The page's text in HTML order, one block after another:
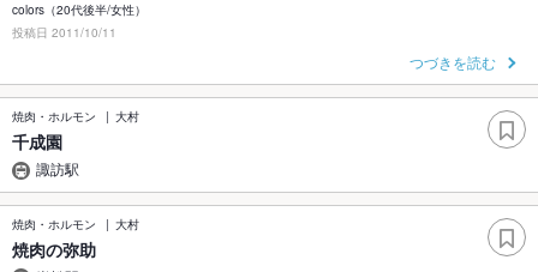
colors（20代後半/女性）
投稿日 2011/10/11
つづきを読む
焼肉・ホルモン 大村
千成園
諏訪駅
焼肉・ホルモン 大村
焼肉の弥助